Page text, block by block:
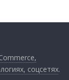
соцсетях.